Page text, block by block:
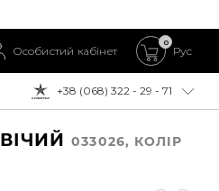
Особистий кабінет
0
Рус
+38 (068) 322 - 29 - 71
033026, КОЛIР